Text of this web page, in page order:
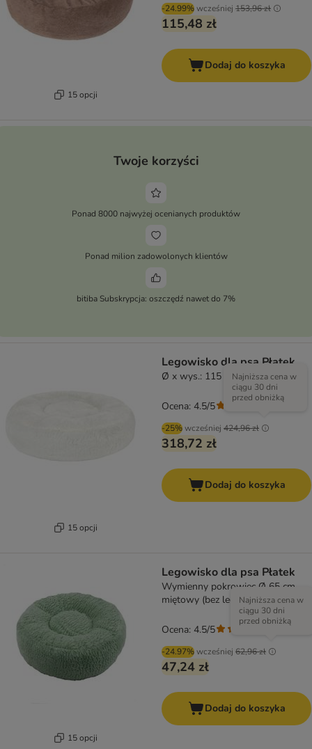
15 opcji
-24.99%wcześniej 153,96 zł
115,48 zł
Dodaj do koszyka
Twoje korzyści
Ponad 8000 najwyżej ocenianych produktów
Ponad milion zadowolonych klientów
bitiba Subskrypcja: oszczędź nawet do 7%
15 opcji
Legowisko dla psa Płatek
Ø x wys.: 115 x 22 cm
-25%wcześniej 424,96 zł
Najniższa cena w
ciągu 30 dni
przed obniżką
318,72 zł
Ocena: 4.5/5
Dodaj do koszyka
15 opcji
Legowisko dla psa Płatek
Wymienny pokrowiec Ø 65 cm,
miętowy (bez legowiska)
-24.97%wcześniej 62,96 zł
Najniższa cena w
ciągu 30 dni
przed obniżką
47,24 zł
Ocena: 4.5/5
Dodaj do koszyka